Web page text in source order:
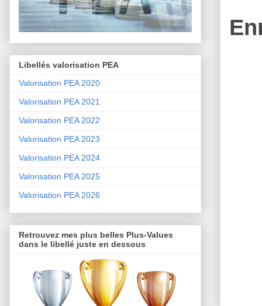
Libellés valorisation PEA
Valorisation PEA 2020
Valorisation PEA 2021
Valorisation PEA 2022
Valorisation PEA 2023
Valorisation PEA 2024
Valorisation PEA 2025
Valorisation PEA 2026
Retrouvez mes plus belles Plus-Values
dans le libellé juste en dessous